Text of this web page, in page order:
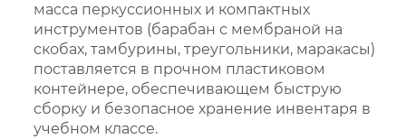
масса перкуссионных и компактных
инструментов (барабан с мембраной на
скобах, тамбурины, треугольники, маракасы)
поставляется в прочном пластиковом
контейнере, обеспечивающем быструю
сборку и безопасное хранение инвентаря в
учебном классе.